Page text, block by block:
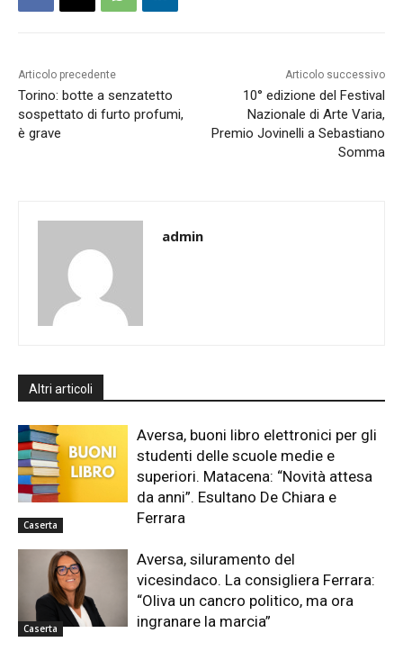
Articolo precedente
Torino: botte a senzatetto
sospettato di furto profumi,
è grave
Articolo successivo
10° edizione del Festival
Nazionale di Arte Varia,
Premio Jovinelli a Sebastiano
Somma
admin
Altri articoli
Caserta
Aversa, buoni libro elettronici per gli
studenti delle scuole medie e
superiori. Matacena: “Novità attesa
da anni”. Esultano De Chiara e
Ferrara
Caserta
Aversa, siluramento del
vicesindaco. La consigliera Ferrara:
“Oliva un cancro politico, ma ora
ingranare la marcia”